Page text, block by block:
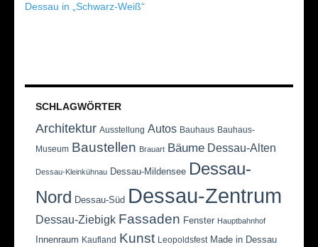
Dessau in „Schwarz-Weiß“
SCHLAGWÖRTER
Architektur Ausstellung Autos Bauhaus Bauhaus-
Museum Baustellen Brauart Bäume Dessau-Alten
Dessau-Kleinkühnau Dessau-Mildensee Dessau-
Nord Dessau-Süd Dessau-Zentrum
Dessau-Ziebigk Fassaden Fenster Hauptbahnhof
Innenraum Kaufland Kunst Leopoldsfest Made in Dessau